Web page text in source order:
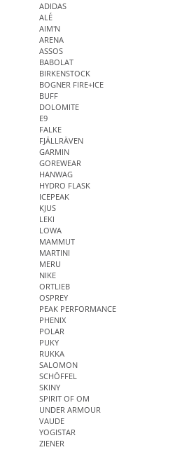
ADIDAS
ALÉ
AIM'N
ARENA
ASSOS
BABOLAT
BIRKENSTOCK
BOGNER FIRE+ICE
BUFF
DOLOMITE
E9
FALKE
FJÄLLRÄVEN
GARMIN
GOREWEAR
HANWAG
HYDRO FLASK
ICEPEAK
KJUS
LEKI
LOWA
MAMMUT
MARTINI
MERU
NIKE
ORTLIEB
OSPREY
PEAK PERFORMANCE
PHENIX
POLAR
PUKY
RUKKA
SALOMON
SCHÖFFEL
SKINY
SPIRIT OF OM
UNDER ARMOUR
VAUDE
YOGISTAR
ZIENER